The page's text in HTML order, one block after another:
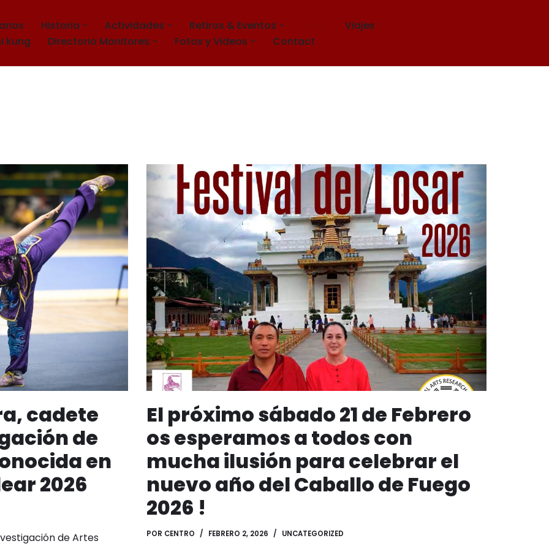
Historia Actividades Retiros & Eventos
Viajes
kung
Directorio Monitores Fotos y Videos Contact
cadete
de
en
2026
de Artes
El próximo sábado 21 de Febrero
os esperamos a todos con
mucha ilusión para celebrar el
nuevo año del Caballo de Fuego
2026 !
POR CENTRO FEBRERO 2, 2026 UNCATEGORIZED